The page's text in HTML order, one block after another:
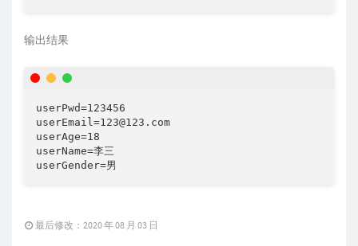
输出结果
userPwd=123456
userEmail=123@123.com
userAge=18
userName=李三
userGender=男
最后修改：2020 年 08 月 03 日